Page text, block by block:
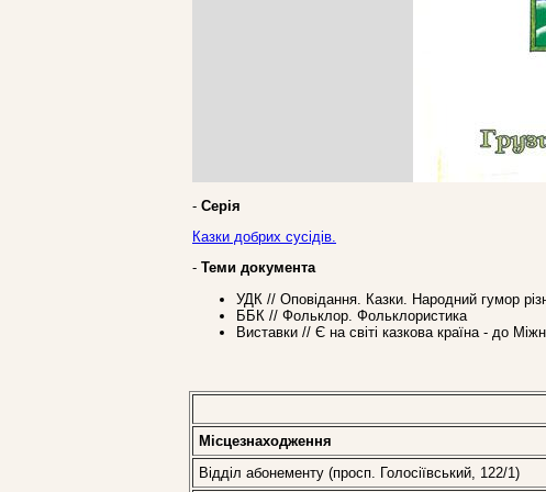
- Серія
Казки добрих сусідів.
- Теми документа
УДК // Оповідання. Казки. Народний гумор
ББК // Фольклор. Фольклористика
Виставки // Є на світі казкова країна - до
Місцезнаходження
Відділ абонементу (просп. Голосіївський, 122/1)